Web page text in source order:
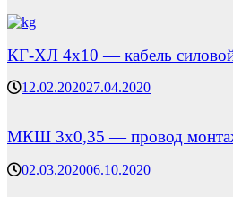
КГ-ХЛ 4х10 — кабель
12.02.202027.04.2020
МКШ 3х0,35 — провод
02.03.202006.10.2020